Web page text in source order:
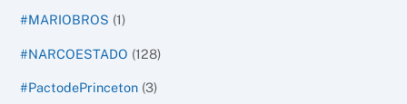
#MARIOBROS (1)
#NARCOESTADO (128)
#PactodePrinceton (3)